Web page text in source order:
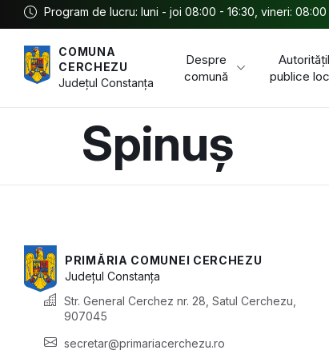
Program de lucru: luni - joi 08:00 - 16:30, vineri: 08:00
COMUNA
CERCHEZU
JudețulConstanța
Despre
comună
publice
Spinuș
PRIMĂRIA COMUNEI CERCHEZU
JudețulConstanța
Str. General Cerchez nr. 28, Satul Cerchezu,
907045
secretar@primariacerchezu.ro